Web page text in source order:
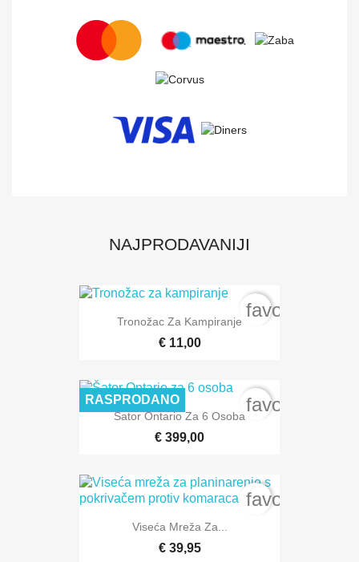
NAJPRODAVANIJI
Tronožac Za Kampiranje
€ 11,00
Šator Ontario Za 6 Osoba
€ 399,00
RASPRODANO
Viseća Mreža Za...
€ 39,95